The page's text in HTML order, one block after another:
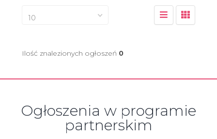
10
Ilość znalezionych ogłoszeń 0
Ogłoszenia w programie
partnerskim